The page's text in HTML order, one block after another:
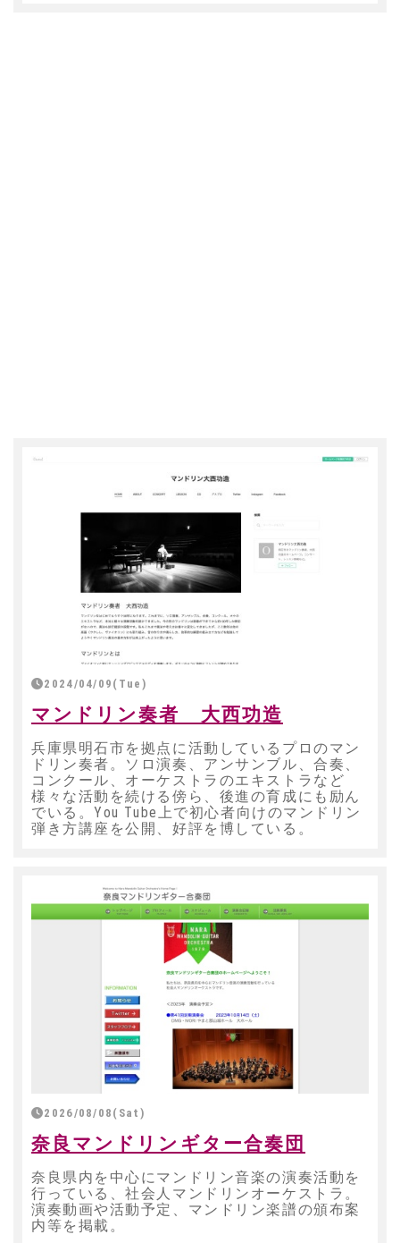
2024/04/09(Tue)
マンドリン奏者 大西功造
兵庫県明石市を拠点に活動しているプロのマン
ドリン奏者。ソロ演奏、アンサンブル、合奏、
コンクール、オーケストラのエキストラなど
様々な活動を続ける傍ら、後進の育成にも励ん
でいる。You Tube上で初心者向けのマンドリン
弾き方講座を公開、好評を博している。
2026/08/08(Sat)
奈良マンドリンギター合奏団
奈良県内を中心にマンドリン音楽の演奏活動を
行っている、社会人マンドリンオーケストラ。
演奏動画や活動予定、マンドリン楽譜の頒布案
内等を掲載。